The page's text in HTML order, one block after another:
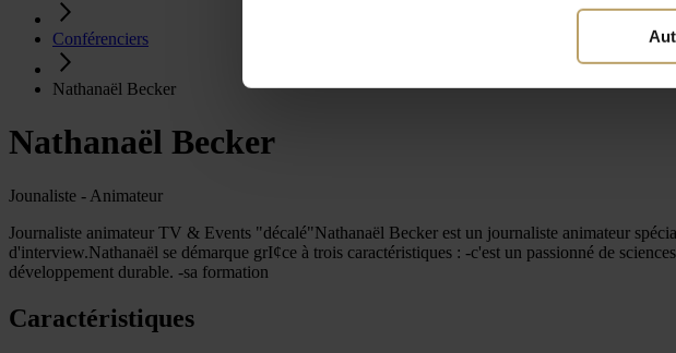
Conférenciers
Nathanaël Becker
Nathanaël Becker
Jounaliste - Animateur
Journaliste animateur TV & Events "décalé"Nathanaël Becker est un journaliste animateur
d'interview.Nathanaël se démarque grI¢ce à trois caractéristiques : -c'est un passionné de
développement durable. -sa formation
Caractéristiques